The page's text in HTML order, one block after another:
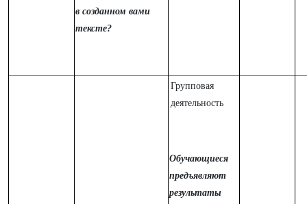
в созданном вами
тексте?
Групповая
деятельность
Обучающиеся
предъявляют
результаты